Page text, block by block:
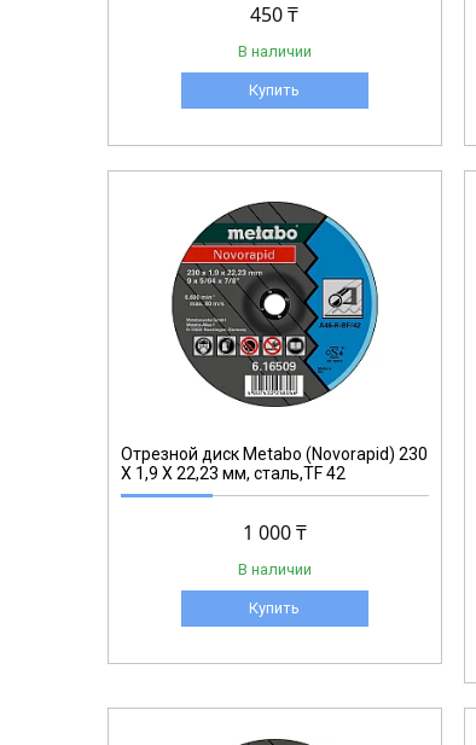
450 ₸
В наличии
Купить
Отрезной диск Metabo (Novorapid) 230
X 1,9 X 22,23 мм, сталь,TF 42
1 000 ₸
В наличии
Купить
616622000